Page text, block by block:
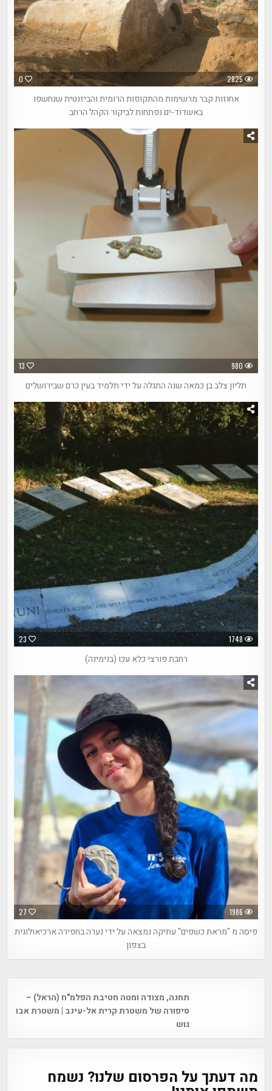
0 2825
אחוזות קבר מרשימות מהתקופות הרומית והביזנטית שנחשפו
באשדוד-ים נפתחות לביקור הקהל הרחב
13 980
תליון צלב בן כמאה שנה התגלה על ידי תלמיד בעין כרם שבירושלים
23 1748
רחבת פורצי כלא עכו (בנימינה)
27 1986
פיסה מ "מראת כשפים" עתיקה נמצאה על ידי נערה בחפירה ארכיאולוגית
בצפון
navigationתחנה, מצודה ומטה חטיבת הפלמ"ח (הראל) –
סיפורה של משטרת קרית אל-עינב | משטרת אבו
גוש
מה דעתך על הפרסום שלנו? נשמח